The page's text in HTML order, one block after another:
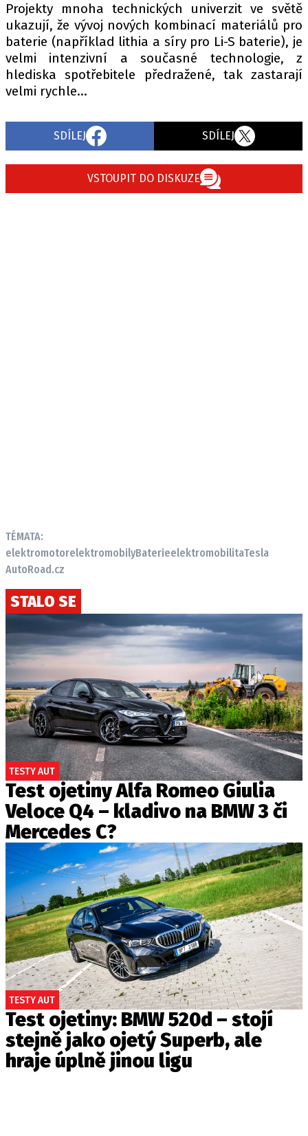
Projekty mnoha technických univerzit ve světě
ukazují, že vývoj nových kombinací materiálů pro
baterie (například lithia a síry pro Li-S baterie), je
velmi intenzivní a současné technologie, z
hlediska spotřebitele předražené, tak zastarají
velmi rychle...
SDÍLEJ SDÍLEJ
VSTOUPIT DO DISKUZE
TÉMATA:
elektromotorelektromobilyBaterieelektromobilitaTesla
AutoRoad.cz
STALO SE
TESTY AUT
Test ojetiny Alfa Romeo Giulia
Veloce Q4 – kladivo na BMW 3 či
Mercedes C?
TESTY AUT
Test ojetiny: BMW 520d – stojí
stejně jako ojetý Superb, ale
hraje úplně jinou ligu